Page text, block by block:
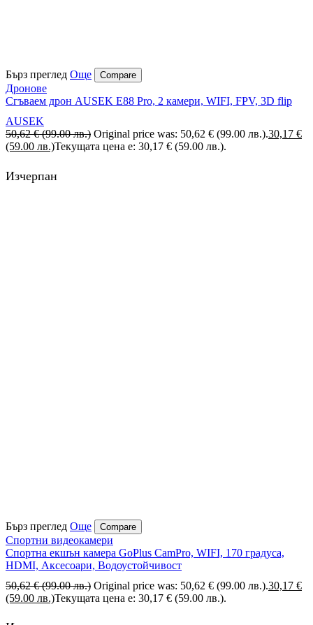
Бърз преглед Още Compare
Дронове
Сгъваем дрон AUSEK E88 Pro, 2 камери, WIFI, FPV, 3D flip
AUSEK
50,62€ (99.00 лв.) Original price was: 50,62 € (99.00 лв.).30,17 €
(59.00 лв.)Текущата цена е: 30,17 € (59.00 лв.).
Изчерпан
Бърз преглед Още Compare
Спортни видеокамери
Спортна екшън камера GoPlus CamPro, WIFI, 170 градуса,
HDMI, Аксесоари, Водоустойчивост
50,62€ (99.00 лв.) Original price was: 50,62 € (99.00 лв.).30,17 €
(59.00 лв.)Текущата цена е: 30,17 € (59.00 лв.).